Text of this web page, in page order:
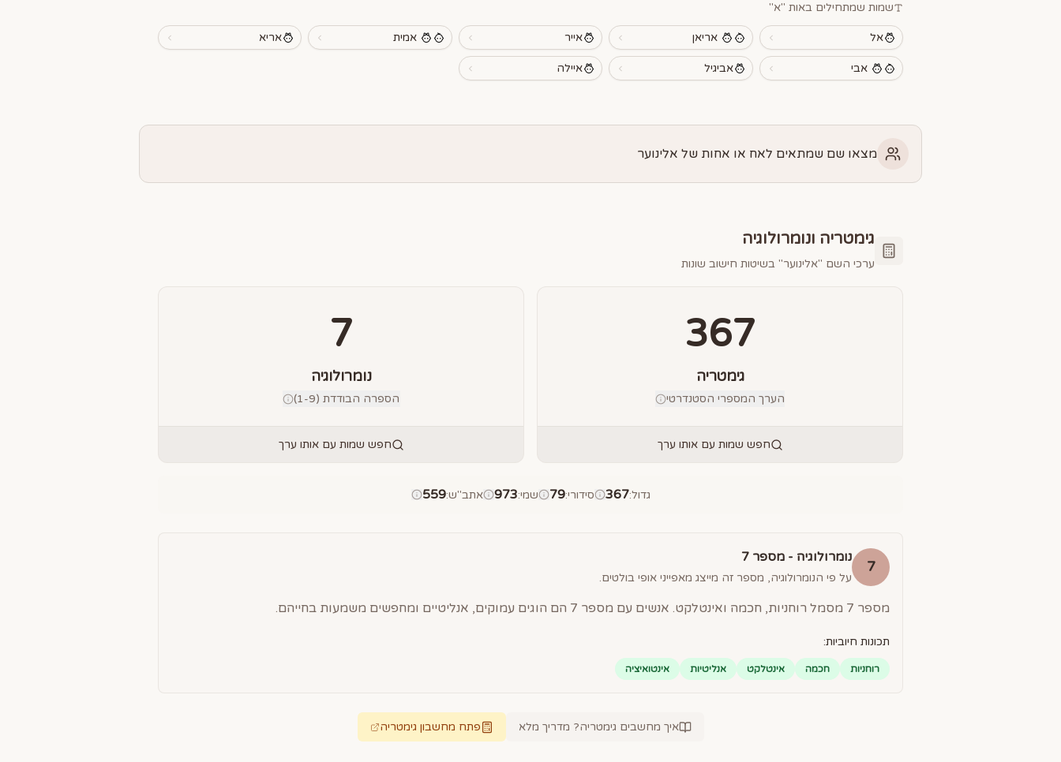
שמות שמתחילים באות "א"
אל אריאן אייר אמית אריא
אבי אביגיל איילה
מצאו שם שמתאים לאח או אחות של אלינוער
גימטריה ונומרולוגיה
ערכי השם "אלינוער" בשיטות חישוב שונות
367
גימטריה
הערך המספרי הסטנדרטי
חפש שמות עם אותו ערך
7
נומרולוגיה
הספרה הבודדת (1-9)
חפש שמות עם אותו ערך
גדול:
367 סידורי:
79 שמי:
973 אתב"ש:
559
7
נומרולוגיה - מספר 7
על פי הנומרולוגיה, מספר זה מייצג מאפייני אופי בולטים.
מספר 7 מסמל רוחניות, חכמה ואינטלקט. אנשים עם מספר 7 הם הוגים עמוקים, אנליטיים ומחפשים משמעות בחייהם.
תכונות חיוביות:
רוחניות חכמה אינטלקט אנליטיות אינטואיציה
איך מחשבים גימטריה? מדריך מלא פתח מחשבון גימטריה